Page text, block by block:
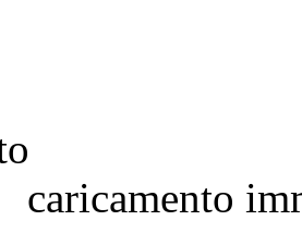
caricamento